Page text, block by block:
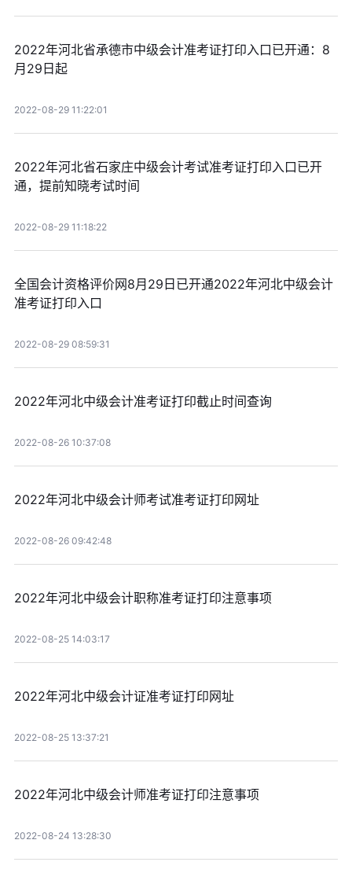
2022年河北省承德市中级会计准考证打印入口已开通：8
月29日起
2022-08-29 11:22:01
2022年河北省石家庄中级会计考试准考证打印入口已开
通，提前知晓考试时间
2022-08-29 11:18:22
全国会计资格评价网8月29日已开通2022年河北中级会计
准考证打印入口
2022-08-29 08:59:31
2022年河北中级会计准考证打印截止时间查询
2022-08-26 10:37:08
2022年河北中级会计师考试准考证打印网址
2022-08-26 09:42:48
2022年河北中级会计职称准考证打印注意事项
2022-08-25 14:03:17
2022年河北中级会计证准考证打印网址
2022-08-25 13:37:21
2022年河北中级会计师准考证打印注意事项
2022-08-24 13:28:30